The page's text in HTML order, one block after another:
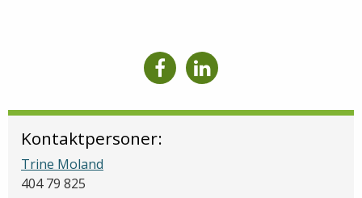
Kontaktpersoner:
Trine Moland
404 79 825